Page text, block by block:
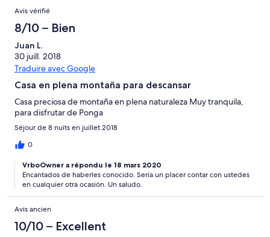
Avis vérifié
8/10 – Bien
Juan L.
30 juill. 2018
Traduire avec Google
Casa en plena montaña para descansar
Casa preciosa de montaña en plena naturaleza Muy tranquila,
para disfrutar de Ponga
Séjour de 8 nuits en juillet 2018
0
VrboOwner a répondu le 18 mars 2020
Encantados de haberles conocido. Sería un placer contar con ustedes
en cualquier otra ocasión. Un saludo.
Avis ancien
10/10 – Excellent